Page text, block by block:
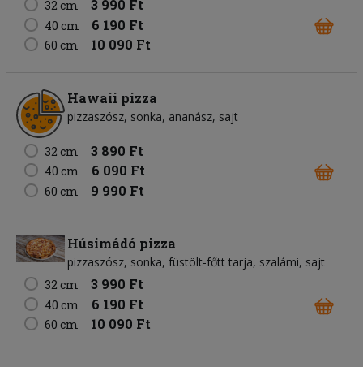
32 cm
3 990 Ft
40 cm 6 190 Ft
60 cm 10 090 Ft
Hawaii pizza
pizzaszósz sonka ananász sajt
32 cm 3 890 Ft
40 cm 6 090 Ft
60 cm 9 990 Ft
Húsimádó pizza
pizzaszósz sonka füstölt-főtt tarja szalámi sajt
32 cm
3 990 Ft
40 cm 6 190 Ft
60 cm 10 090 Ft